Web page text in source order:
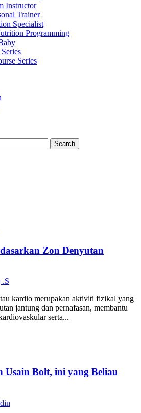
Instructor
Trainer
Specialist
Programming
Series
Zon Denyutan
.S
kardio merupakan aktiviti fizikal yang
jantung dan pernafasan, membantu
serta...
Usain Bolt, ini yang Beliau